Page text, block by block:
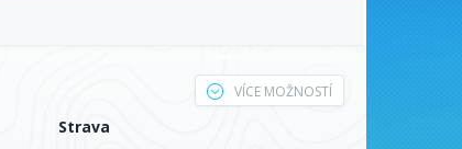
VÍCE MOŽNOSTÍ
Strava